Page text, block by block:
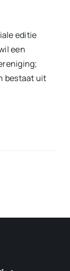
editie
een
bestaat uit